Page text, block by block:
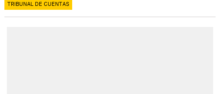
TRIBUNAL DE CUENTAS